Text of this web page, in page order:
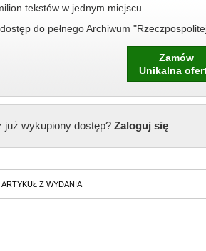
tekstów w jednym miejscu.
do pełnego Archiwum
Zamów
Unikalna
już wykupiony dostęp?Zaloguj się
Z WYDANIA